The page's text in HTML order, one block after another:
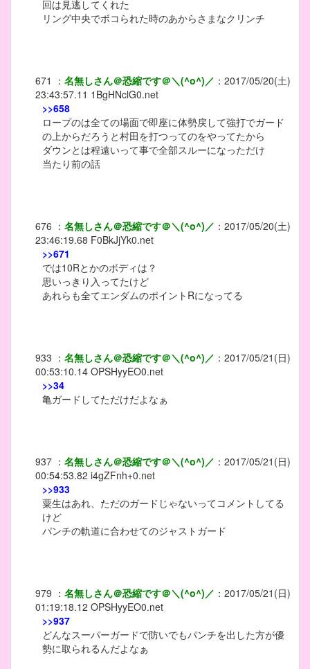
回は見逃してくれた
リング中央でボコられた時のあからさまなクリンチ
671 ： 名無しさん＠恐縮です＠＼(^o^)／ ： 2017/05/20(土)
23:43:57.11 1BgHNclG0.net
>>658
ロープのは全ての場面で即座に体勢戻して強打でガード
の上からだろうと村田を打つってのをやってたから
ダウンとは程遠いって事で全部スルーになっただけ
当たり前の話
676 ： 名無しさん＠恐縮です＠＼(^o^)／ ： 2017/05/20(土)
23:46:19.68 F0BkJjYk0.net
>>671
では10Rとかのボディは？
思いっきり入ってたけど
あれらも全てエンダムのポイントRになってる
933 ： 名無しさん＠恐縮です＠＼(^o^)／ ： 2017/05/21(日)
00:53:10.14 OPSHyyEO0.net
>>34
亀ガードしてただけだよなぁ
937 ： 名無しさん＠恐縮です＠＼(^o^)／ ： 2017/05/21(日)
00:54:53.82 i4gZFnh+0.net
>>933
粟生はあれ、ただのガードじゃないってコメントしてる
けど
パンチの軌道に合わせてのジャストガード
979 ： 名無しさん＠恐縮です＠＼(^o^)／ ： 2017/05/21(日)
01:19:18.12 OPSHyyEO0.net
>>937
どんなスーパーガードで防いでもパンチを出した方が優
勢に取られるんだよなぁ